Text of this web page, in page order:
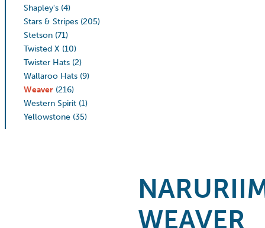
Shapley's (4)
Stars & Stripes (205)
Stetson (71)
Twisted X (10)
Twister Hats (2)
Wallaroo Hats (9)
Weaver (216)
Western Spirit (1)
Yellowstone (35)
WEAVER